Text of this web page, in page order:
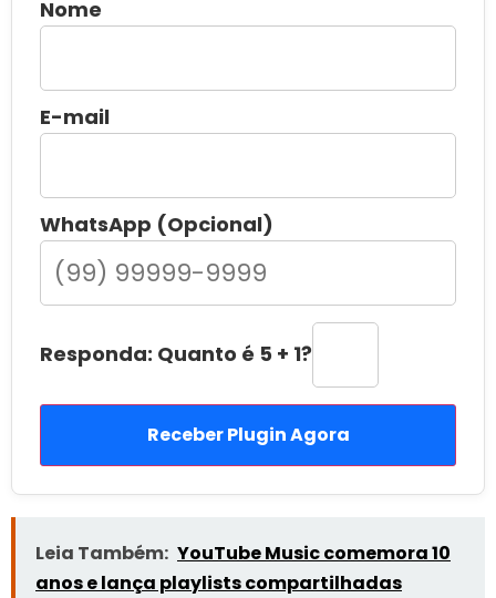
Nome
E-mail
WhatsApp (Opcional)
Responda: Quanto é 5 + 1?
Receber Plugin Agora
Leia Também: YouTube Music comemora 10
anos e lança playlists compartilhadas